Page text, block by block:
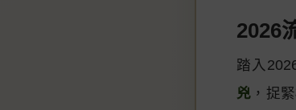
2026
踏入
兇 ，捉